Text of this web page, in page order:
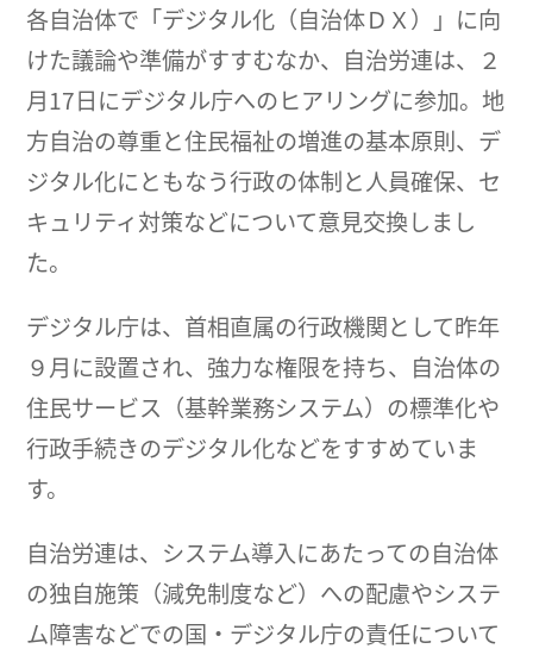
各自治体で「デジタル化（自治体ＤＸ）」に向
けた議論や準備がすすむなか、自治労連は、２
月17日にデジタル庁へのヒアリングに参加。地
方自治の尊重と住民福祉の増進の基本原則、デ
ジタル化にともなう行政の体制と人員確保、セ
キュリティ対策などについて意見交換しまし
た。
デジタル庁は、首相直属の行政機関として昨年
９月に設置され、強力な権限を持ち、自治体の
住民サービス（基幹業務システム）の標準化や
行政手続きのデジタル化などをすすめていま
す。
自治労連は、システム導入にあたっての自治体
の独自施策（減免制度など）への配慮やシステ
ム障害などでの国・デジタル庁の責任について